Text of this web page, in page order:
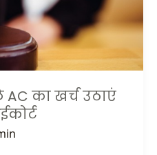
का खर्च उठाएं